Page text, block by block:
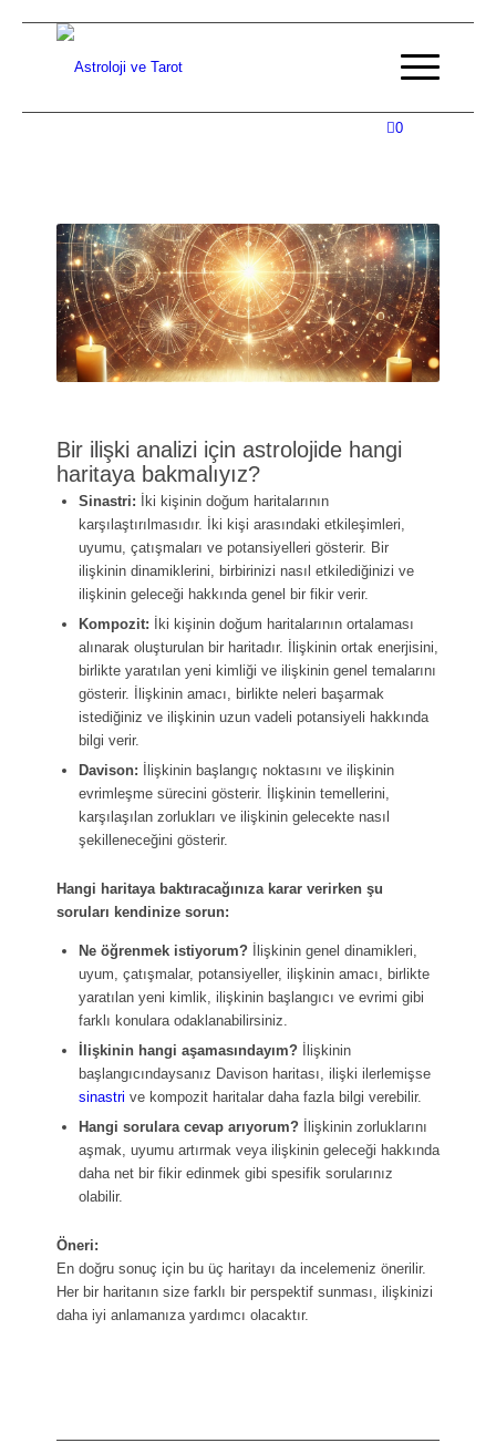
0
Bir ilişki analizi için astrolojide hangi
haritaya bakmalıyız?
Sinastri: İki kişinin doğum haritalarının
karşılaştırılmasıdır. İki kişi arasındaki etkileşimleri,
uyumu, çatışmaları ve potansiyelleri gösterir. Bir
ilişkinin dinamiklerini, birbirinizi nasıl etkilediğinizi ve
ilişkinin geleceği hakkında genel bir fikir verir.
Kompozit: İki kişinin doğum haritalarının ortalaması
alınarak oluşturulan bir haritadır. İlişkinin ortak enerjisini,
birlikte yaratılan yeni kimliği ve ilişkinin genel temalarını
gösterir. İlişkinin amacı, birlikte neleri başarmak
istediğiniz ve ilişkinin uzun vadeli potansiyeli hakkında
bilgi verir.
Davison: İlişkinin başlangıç noktasını ve ilişkinin
evrimleşme sürecini gösterir. İlişkinin temellerini,
karşılaşılan zorlukları ve ilişkinin gelecekte nasıl
şekilleneceğini gösterir.
Hangi haritaya baktıracağınıza karar verirken şu
soruları kendinize sorun:
Ne öğrenmek istiyorum? İlişkinin genel dinamikleri,
uyum, çatışmalar, potansiyeller, ilişkinin amacı, birlikte
yaratılan yeni kimlik, ilişkinin başlangıcı ve evrimi gibi
farklı konulara odaklanabilirsiniz.
İlişkinin hangi aşamasındayım? İlişkinin
başlangıcındaysanız Davison haritası, ilişki ilerlemişse
sinastri ve kompozit haritalar daha fazla bilgi verebilir.
Hangi sorulara cevap arıyorum? İlişkinin zorluklarını
aşmak, uyumu artırmak veya ilişkinin geleceği hakkında
daha net bir fikir edinmek gibi spesifik sorularınız
olabilir.
Öneri:
En doğru sonuç için bu üç haritayı da incelemeniz önerilir.
Her bir haritanın size farklı bir perspektif sunması, ilişkinizi
daha iyi anlamanıza yardımcı olacaktır.